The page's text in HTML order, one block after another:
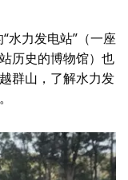
“水力发电站”（一座
历史的博物馆）也
群山，了解水力发